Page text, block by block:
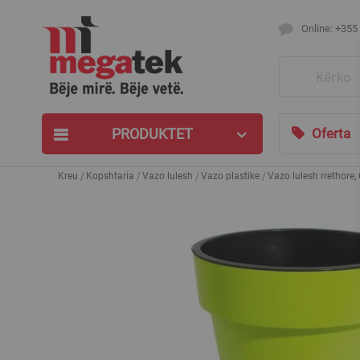
Online:
PRODUKTET Oferta
Kreu Kopshtaria Vazo lulesh Vazo plastike Vazo lulesh rrethore,